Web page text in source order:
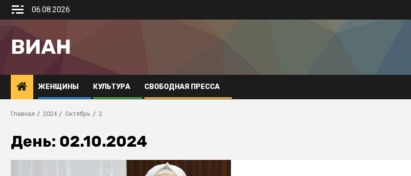
06.08.2026
ВИАН
ЖЕНЩИНЫ КУЛЬТУРА СВОБОДНАЯ ПРЕССА
Главная 2024 Октябрь 2
День: 02.10.2024